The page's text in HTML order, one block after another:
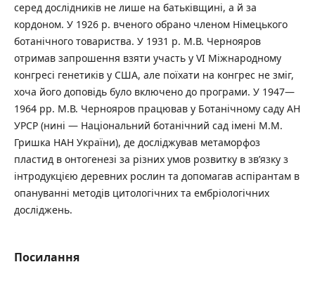
серед дослідників не лише на батьківщині, а й за
кордоном. У 1926 р. вченого обрано членом Німецького
ботанічного товариства. У 1931 р. М.В. Чернояров
отримав запрошення взяти участь у VI Міжнародному
конгресі генетиків у США, але поїхати на конгрес не зміг,
хоча його доповідь було включено до програми. У 1947—
1964 рр. М.В. Чернояров працював у Ботанічному саду АН
УРСР (нині — Національний ботанічний сад імені М.М.
Гришка НАН України), де досліджував метаморфоз
пластид в онтогенезі за різних умов розвитку в зв’язку з
інтродукцією деревних рослин та допомагав аспірантам в
опануванні методів цитологічних та ембріологічних
досліджень.
Посилання